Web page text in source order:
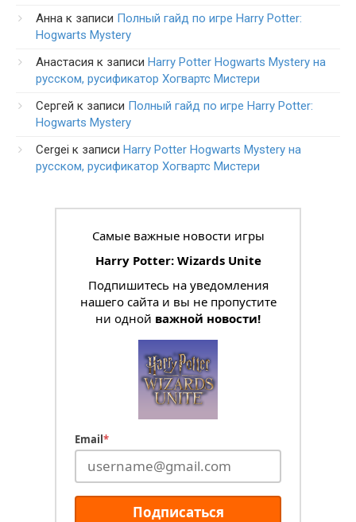
Анна к записи Полный гайд по игре Harry Potter:
Hogwarts Mystery
Анастасия к записи Harry Potter Hogwarts Mystery на
русском, русификатор Хогвартс Мистери
Сергей к записи Полный гайд по игре Harry Potter:
Hogwarts Mystery
Cergei к записи Harry Potter Hogwarts Mystery на
русском, русификатор Хогвартс Мистери
Самые важные новости игры
Harry Potter: Wizards Unite
Подпишитесь на уведомления
нашего сайта и вы не пропустите
ни одной важной новости!
Email*
Подписаться